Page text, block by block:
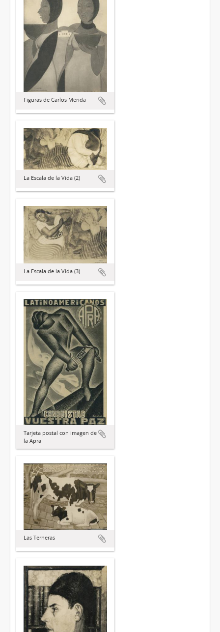
Figuras de Carlos Mérida
La Escala de la Vida (2)
La Escala de la Vida (3)
Tarjeta postal con imagen de
la Apra
Las Terneras